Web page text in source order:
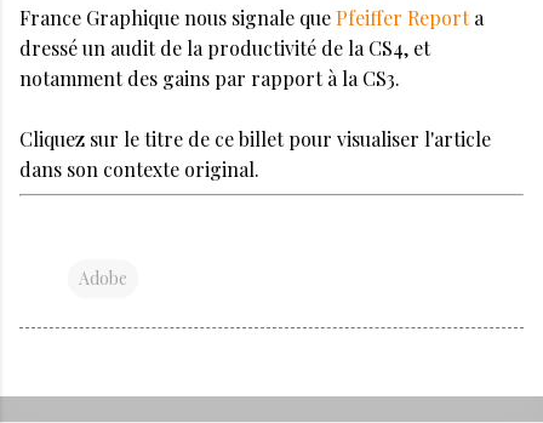
France Graphique nous signale quePfeiffer Reporta
dressé un audit de la productivité de la CS4, et
notamment des gains par rapport à la CS3.
Cliquez sur le titre de ce billet pour visualiser l'article
dans son contexte original.
Adobe